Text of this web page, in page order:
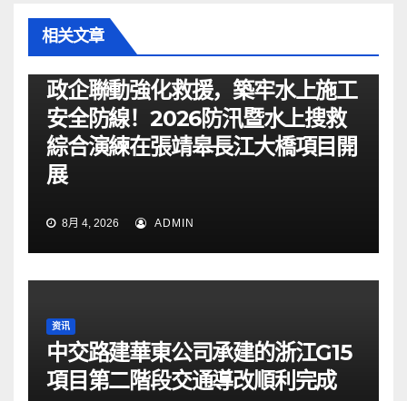
相关文章
政企聯動強化救援，築牢水上施工
安全防線！2026防汛暨水上搜救
綜合演練在張靖皋長江大橋項目開
展
8月 4, 2026 ADMIN
资讯
中交路建華東公司承建的浙江G15
項目第二階段交通導改順利完成